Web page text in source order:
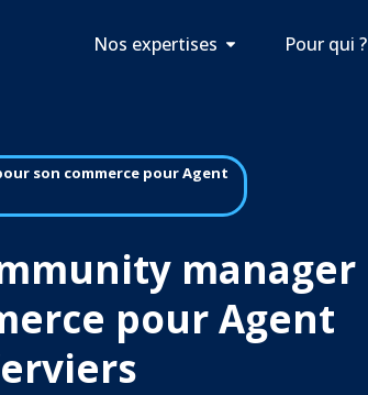
Nos expertises Pour qui ?
son commerce pour Agent
manager
pour Agent